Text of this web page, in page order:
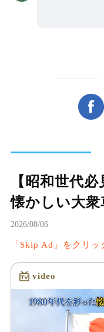
安心して運転で
や送迎に理想的
い安全性能を備え
【昭和世代
懐かしい大衆
2026/08/06
「Skip Ad」をクリ
video